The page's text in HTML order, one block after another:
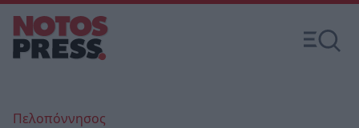
Πελοπόννησος